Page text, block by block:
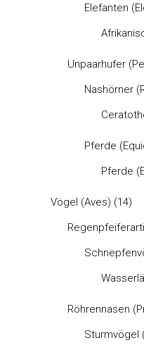
Elefanten
Unpaarhufer
Nashörner
Pferde
Pferde
Vögel (Aves) (14)
Röhrennasen
Sturmvögel